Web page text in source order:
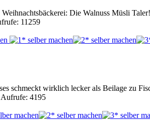
Die Walnuss Müsli Taler!
11259
schmeckt wirklich lecker als Beilage zu
Aufrufe: 4195